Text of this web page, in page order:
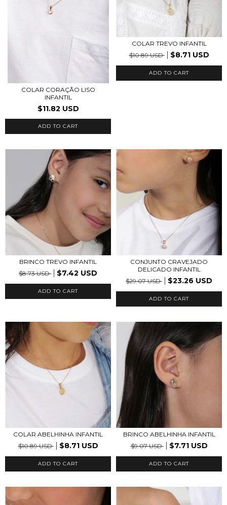
COLAR CORAÇÃO LISO
INFANTIL
$11.82 USD
ADD TO CART
COLAR TREVO INFANTIL
$10.89 USD
$8.71 USD
ADD TO CART
BRINCO TREVO INFANTIL
$8.73 USD
$7.42 USD
ADD TO CART
CONJUNTO CRAVEJADO
DELICADO INFANTIL
$29.07 USD
$23.26 USD
ADD TO CART
COLAR ABELHINHA INFANTIL
$10.89 USD
$8.71 USD
ADD TO CART
BRINCO ABELHINHA INFANTIL
$9.07 USD
$7.71 USD
ADD TO CART